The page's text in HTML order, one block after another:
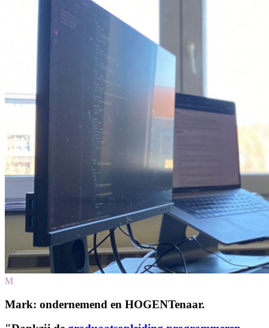
M
Mark: ondernemend en HOGENTenaar.